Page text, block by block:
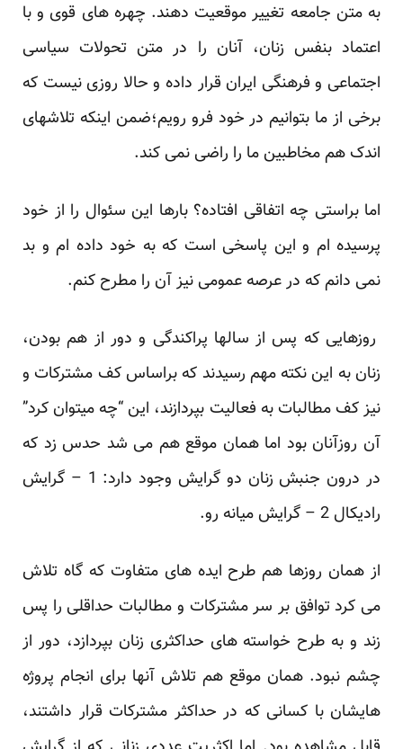
به متن جامعه تغییر موقعیت دهند. چهره های قوی و با
اعتماد بنفس زنان، آنان را در متن تحولات سیاسی
اجتماعی و فرهنگی ایران قرار داده و حالا روزی نیست که
برخی از ما بتوانیم در خود فرو رویم؛ضمن اینکه تلاشهای
اندک هم مخاطبین ما را راضی نمی کند.
اما براستی چه اتفاقی افتاده؟ بارها این سئوال را از خود
پرسیده ام و این پاسخی است که به خود داده ام و بد
نمی دانم که در عرصه عمومی نیز آن را مطرح کنم.
روزهایی که پس از سالها پراکندگی و دور از هم بودن،
زنان به این نکته مهم رسیدند که براساس کف مشترکات و
نیز کف مطالبات به فعالیت بپردازند، این “چه میتوان کرد”
آن روزآنان بود اما همان موقع هم می شد حدس زد که
در درون جنبش زنان دو گرایش وجود دارد: 1 – گرایش
رادیکال 2 – گرایش میانه رو.
از همان روزها هم طرح ایده های متفاوت که گاه تلاش
می کرد توافق بر سر مشترکات و مطالبات حداقلی را پس
زند و به طرح خواسته های حداکثری زنان بپردازد، دور از
چشم نبود. همان موقع هم تلاش آنها برای انجام پروژه
هایشان با کسانی که در حداکثر مشترکات قرار داشتند،